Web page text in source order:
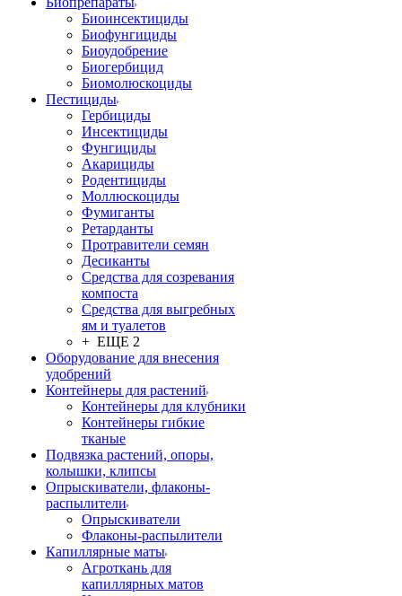
Биоинсектициды
Биофунгициды
Биоудобрение
Биогербицид
Биомолюскоциды
Пестициды
Гербициды
Инсектициды
Фунгициды
Акарициды
Родентициды
Моллюскоциды
Фумиганты
Ретарданты
Протравители семян
Десиканты
Средства для созревания
компоста
Средства для выгребных
ям и туалетов
+ ЕЩЕ 2
Оборудование для внесения
удобрений
Контейнеры для растений
Контейнеры для клубники
Контейнеры гибкие
тканые
Подвязка растений, опоры,
колышки, клипсы
Опрыскиватели, флаконы-
распылители
Опрыскиватели
Флаконы-распылители
Капиллярные маты
Агроткань для
капиллярных матов